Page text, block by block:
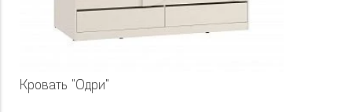
Кровать "Одри"